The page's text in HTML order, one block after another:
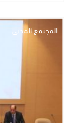
المجتمع المدني